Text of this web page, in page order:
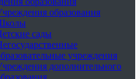
образования
сады
учреждения
дополнительного